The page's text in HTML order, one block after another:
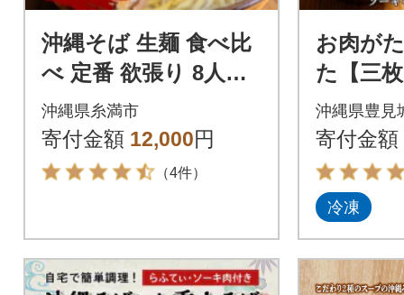
沖縄そば 生麺 食べ比
べ 定番 欲張り 8人前
セット(三枚肉 付き)
【伝統の味】
沖縄県糸満市
寄付金額 12,000円
（4件）
お肉が
た【三
てびち
縄そば
セット
沖縄県豊見
寄付金額
冷凍